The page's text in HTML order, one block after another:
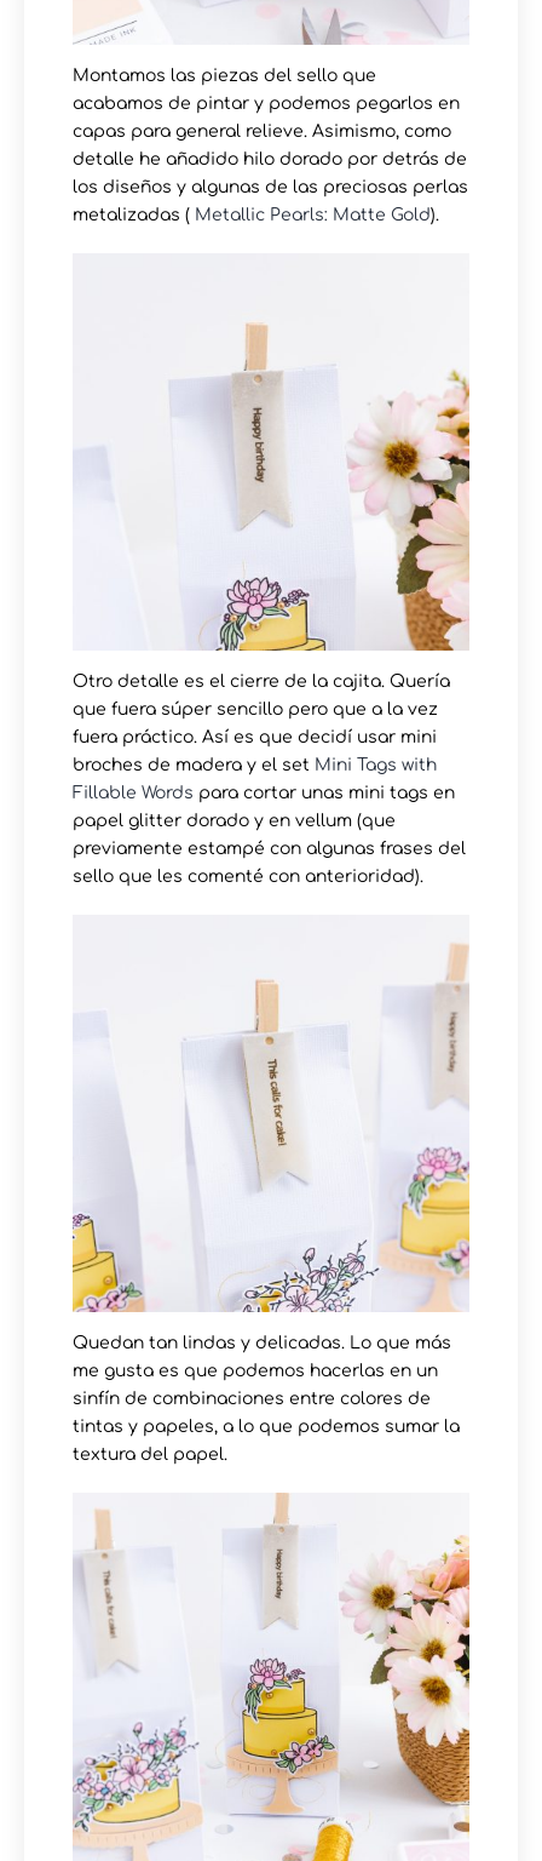
Montamos las piezas del sello que
acabamos de pintar y podemos pegarlos en
capas para general relieve. Asimismo, como
detalle he añadido hilo dorado por detrás de
los diseños y algunas de las preciosas perlas
metalizadas ( Metallic Pearls: Matte Gold).
Otro detalle es el cierre de la cajita. Quería
que fuera súper sencillo pero que a la vez
fuera práctico. Así es que decidí usar mini
broches de madera y el set Mini Tags with
Fillable Words para cortar unas mini tags en
papel glitter dorado y en vellum (que
previamente estampé con algunas frases del
sello que les comenté con anterioridad).
Quedan tan lindas y delicadas. Lo que más
me gusta es que podemos hacerlas en un
sinfín de combinaciones entre colores de
tintas y papeles, a lo que podemos sumar la
textura del papel.